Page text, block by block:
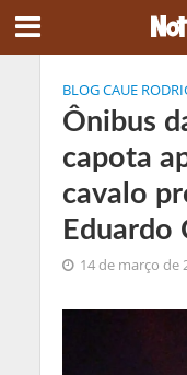
BLOG CAUE
Ônibus
capota
cavalo
Eduardo
14 de março de